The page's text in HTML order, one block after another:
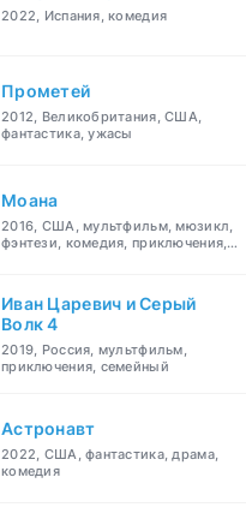
2022, Испания, комедия
Прометей
2012, Великобритания, США,
фантастика, ужасы
Моана
2016, США, мультфильм, мюзикл,
фэнтези, комедия, приключения,
Иван Царевич и Серый
Волк 4
2019, Россия, мультфильм,
приключения, семейный
Астронавт
2022, США, фантастика, драма,
комедия